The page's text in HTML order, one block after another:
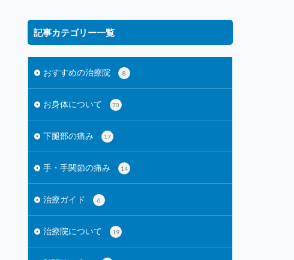
記事カテゴリー一覧
おすすめの治療院 8
お身体について 70
下腿部の痛み 17
手・手関節の痛み 14
治療ガイド 6
治療院について 19